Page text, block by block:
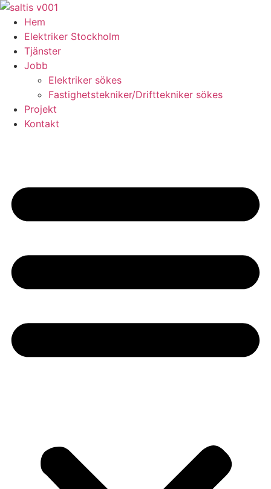
Skip
content
Hem
Elektriker Stockholm
Tjänster
Jobb
Elektriker sökes
Fastighetstekniker/Drifttekniker sökes
Projekt
Kontakt